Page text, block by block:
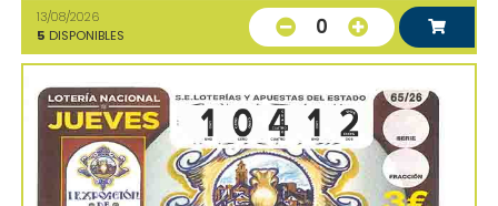
13/08/2026
5 DISPONIBLES 0